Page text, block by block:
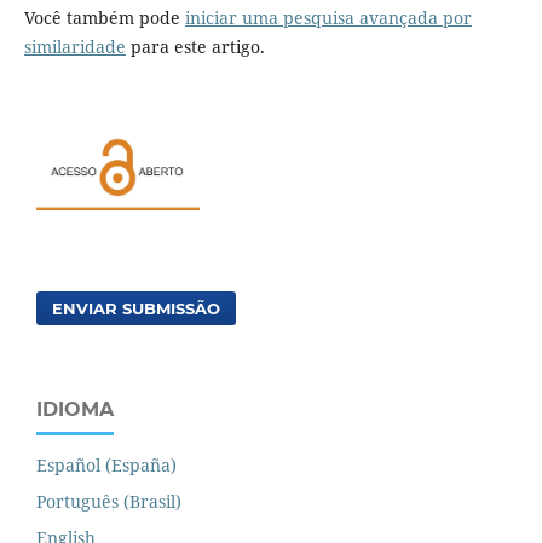
Você também pode iniciar uma pesquisa avançada por
similaridade para este artigo.
ENVIAR SUBMISSÃO
IDIOMA
Español (España)
Português (Brasil)
English